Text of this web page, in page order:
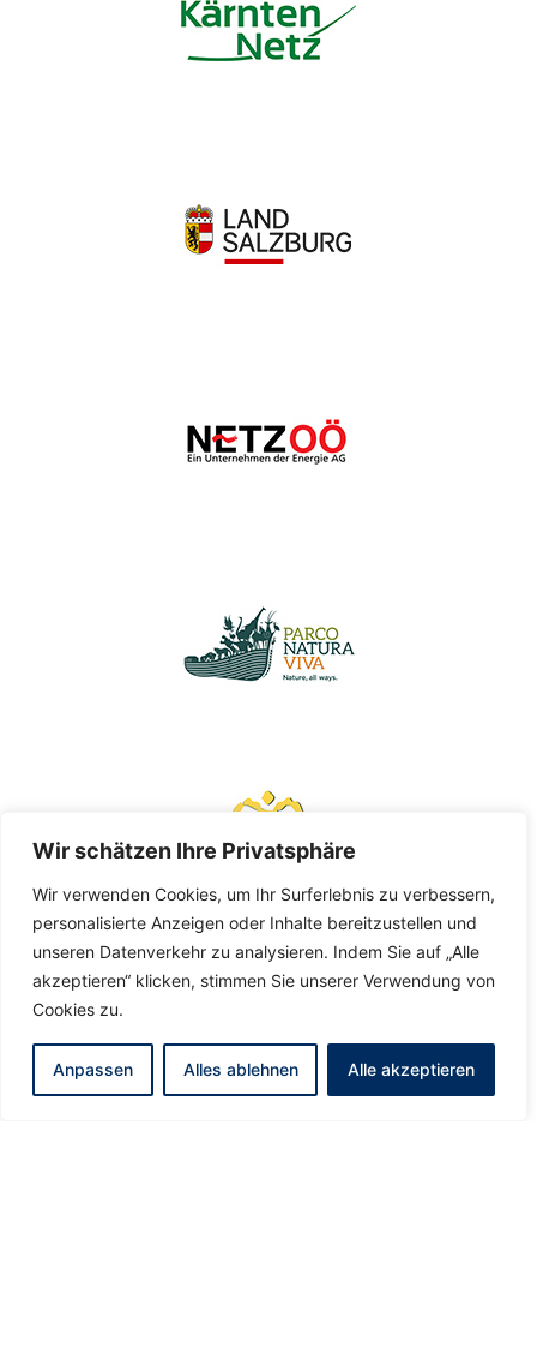
Wir schätzen Ihre Privatsphäre
Wir verwenden Cookies, um Ihr Surferlebnis zu verbessern,
personalisierte Anzeigen oder Inhalte bereitzustellen und
unseren Datenverkehr zu analysieren. Indem Sie auf „Alle
akzeptieren“ klicken, stimmen Sie unserer Verwendung von
Cookies zu.
Anpassen Alles ablehnen Alle akzeptieren